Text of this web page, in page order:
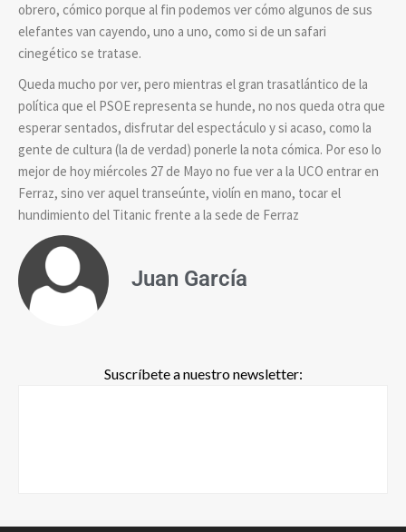
obrero, cómico porque al fin podemos ver cómo algunos de sus
elefantes van cayendo, uno a uno, como si de un safari
cinegético se tratase.
Queda mucho por ver, pero mientras el gran trasatlántico de la
política que el PSOE representa se hunde, no nos queda otra que
esperar sentados, disfrutar del espectáculo y si acaso, como la
gente de cultura (la de verdad) ponerle la nota cómica. Por eso lo
mejor de hoy miércoles 27 de Mayo no fue ver a la UCO entrar en
Ferraz, sino ver aquel transeúnte, violín en mano, tocar el
hundimiento del Titanic frente a la sede de Ferraz
Juan García
Suscríbete a nuestro newsletter: